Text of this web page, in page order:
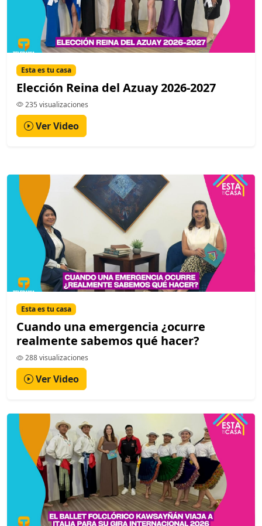
Esta es tu casa
Elección Reina del Azuay 2026-2027
235 visualizaciones
Ver Video
Esta es tu casa
Cuando una emergencia ¿ocurre
realmente sabemos qué hacer?
288 visualizaciones
Ver Video